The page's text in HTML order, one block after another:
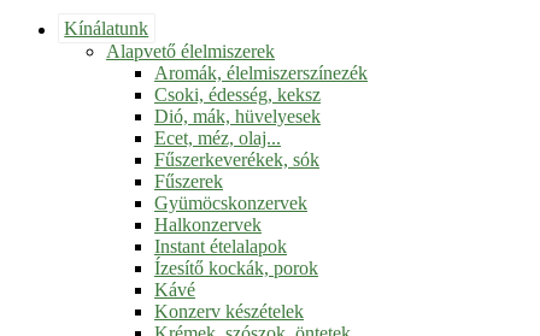
Kínálatunk
Alapvető élelmiszerek
Aromák, élelmiszerszínezék
Csoki, édesség, keksz
Dió, mák, hüvelyesek
Ecet, méz, olaj...
Fűszerkeverékek, sók
Fűszerek
Gyümöcskonzervek
Halkonzervek
Instant ételalapok
Ízesítő kockák, porok
Kávé
Konzerv készételek